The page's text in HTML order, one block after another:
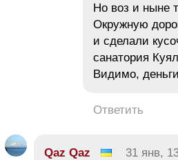
Но воз и ныне
Окружную
и сделали
санатория
Видимо,
Ответить
Qaz Qaz 31 янв,